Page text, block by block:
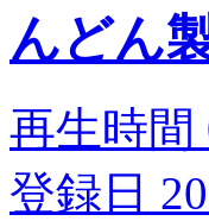
んどん
再生時間
登録日